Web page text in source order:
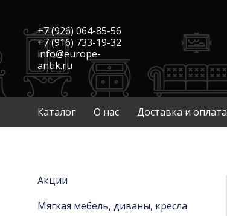
+7 (926) 064-85-56
+7 (916) 733-19-32
info@europe-
antik.ru
Каталог О нас Доставка и оплата
Акции
Мягкая мебель, диваны, кресла